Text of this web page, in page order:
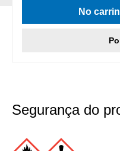
No
Segurança do